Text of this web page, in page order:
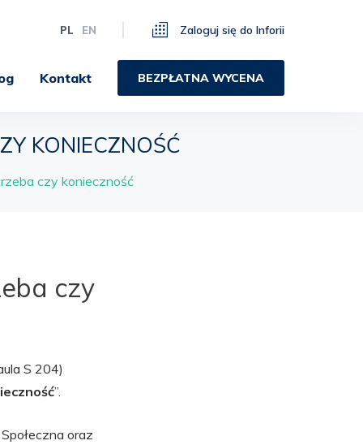
PL EN Zaloguj się do Inforii
Kontakt BEZPŁATNA WYCENA
KONIECZNOŚĆ
czy konieczność
czy
S 204)
”.
oraz